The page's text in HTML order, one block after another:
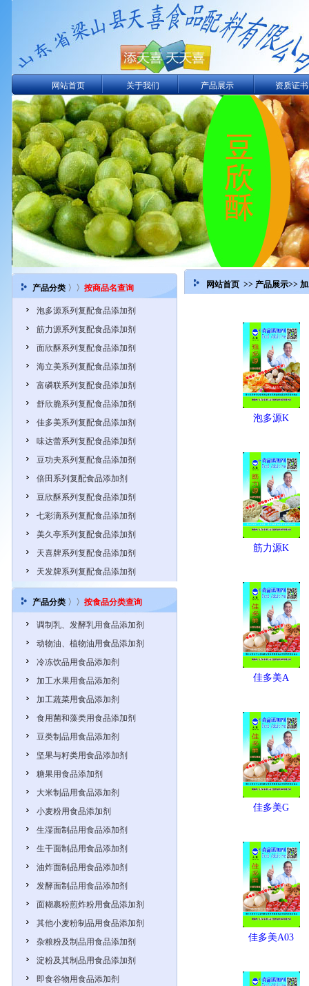
网站首页 关于我们 产品展示 资质证书
产品分类 〉〉 按商品名查询
泡多源系列复配食品添加剂
筋力源系列复配食品添加剂
面欣酥系列复配食品添加剂
海立美系列复配食品添加剂
富磷联系列复配食品添加剂
舒欣脆系列复配食品添加剂
佳多美系列复配食品添加剂
味达蕾系列复配食品添加剂
豆功夫系列复配食品添加剂
倍田系列复配食品添加剂
豆欣酥系列复配食品添加剂
七彩滴系列复配食品添加剂
美久亭系列复配食品添加剂
天喜牌系列复配食品添加剂
天发牌系列复配食品添加剂
产品分类 〉〉 按食品分类查询
调制乳、发酵乳用食品添加剂
动物油、植物油用食品添加剂
冷冻饮品用食品添加剂
加工水果用食品添加剂
加工蔬菜用食品添加剂
食用菌和藻类用食品添加剂
豆类制品用食品添加剂
坚果与籽类用食品添加剂
糖果用食品添加剂
大米制品用食品添加剂
小麦粉用食品添加剂
生湿面制品用食品添加剂
生干面制品用食品添加剂
油炸面制品用食品添加剂
发酵面制品用食品添加剂
面糊裹粉煎炸粉用食品添加剂
其他小麦粉制品用食品添加剂
杂粮粉及制品用食品添加剂
淀粉及其制品用食品添加剂
即食谷物用食品添加剂
网站首页 >> 产品展示>>
泡多源K
筋力源K
佳多美A
佳多美G
佳多美A03